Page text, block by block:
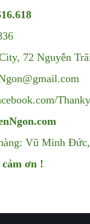
72 Nguyễn
Vũ Minh
ơn !